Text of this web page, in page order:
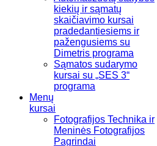
kiekių ir sąmatų
skaičiavimo kursai
pradedantiesiems ir
pažengusiems su
Dimetris programa
Sąmatos sudarymo
kursai su „SES 3“
programa
Menų
kursai
Fotografijos Technika ir
Meninės Fotografijos
Pagrindai